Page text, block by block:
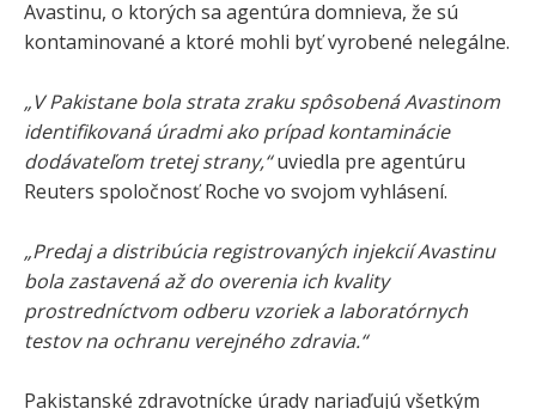
Avastinu, o ktorých sa agentúra domnieva, že sú
kontaminované a ktoré mohli byť vyrobené nelegálne.
„V Pakistane bola strata zraku spôsobená Avastinom
identifikovaná úradmi ako prípad kontaminácie
dodávateľom tretej strany,“uviedla pre agentúru
Reuters spoločnosť Roche vo svojom vyhlásení.
„Predaj a distribúcia registrovaných injekcií Avastinu
bola zastavená až do overenia ich kvality
prostredníctvom odberu vzoriek a laboratórnych
testov na ochranu verejného zdravia.“
Pakistanské zdravotnícke úrady nariaďujú všetkým